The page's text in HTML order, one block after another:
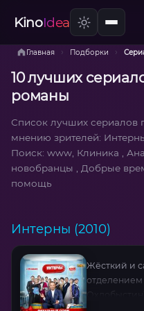
KinoIdea
Главная › Подборки ›
10 лучших
романы
Список лучших
мнению зрителей:
Поиск: www, Клиника ,
новобранцы , Добрые
помощь
Интерны (2010)
Жёсткий и